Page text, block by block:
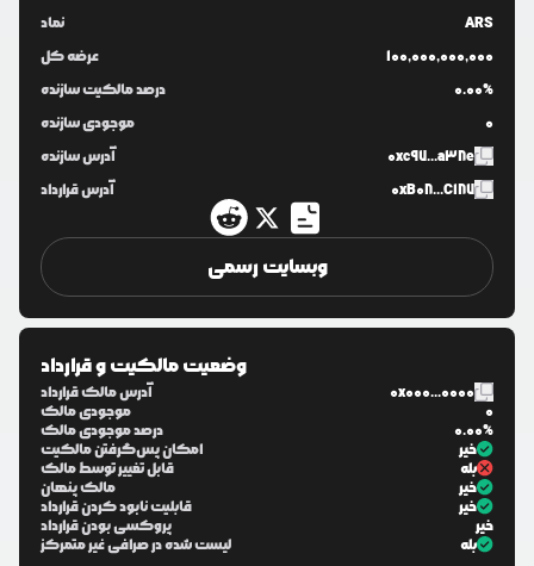
نماد
ARS
عرضه کل
100,000,000,000
درصد مالکیت سازنده
0.00%
موجودی سازنده
0
آدرس سازنده
0xc97...a38e
آدرس قرارداد
0xB08...C187
وبسایت رسمی
وضعیت مالکیت و قرارداد
آدرس مالک قرارداد
0x000...0000
موجودی مالک
0
درصد موجودی مالک
0.00%
امکان پس‌گرفتن مالکیت
خیر
قابل تغییر توسط مالک
بله
مالک پنهان
خیر
قابلیت نابود کردن قرارداد
خیر
پروکسی بودن قرارداد
خیر
لیست شده در صرافی غیر متمرکز
بله